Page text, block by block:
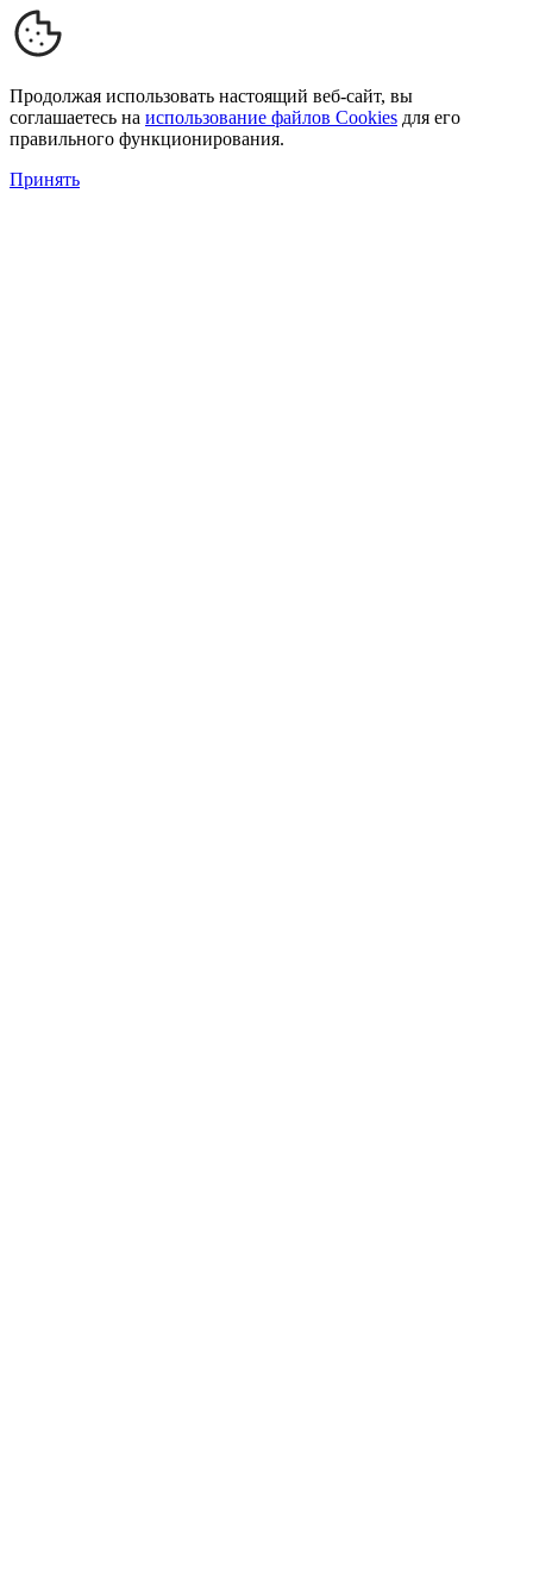
Продолжая использовать настоящий веб-сайт, вы
соглашаетесь на использование файлов Cookies для его
правильного функционирования.
Принять